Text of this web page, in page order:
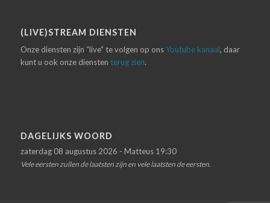
(LIVE)STREAM DIENSTEN
Onze diensten zijn “live” te volgen op onsYoutube kanaal, daar
kunt u ook onze diensten terug zien.
DAGELIJKS WOORD
zaterdag 08 augustus 2026 - Matteus 19:30
Vele eersten zullen de laatsten zijn en vele laatsten de eersten.